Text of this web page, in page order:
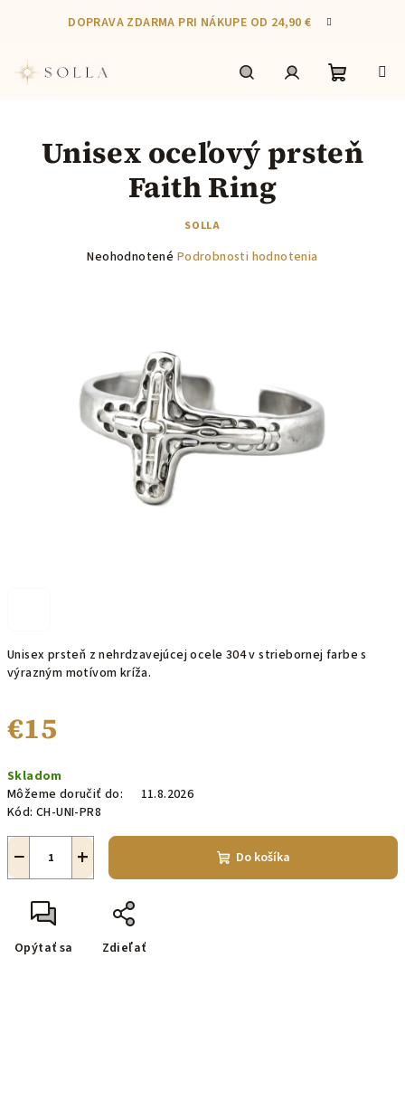
DOPRAVA ZDARMA PRI NÁKUPE OD 24,90 €
košík
Unisex prsteň z nehrdzavejúcej ocele 304 v striebornej farbe s
výrazným motívom kríža.
€15
cena:
Skladom
Môžeme doručiť do:
11.8.2026
Kód: CH-UNI-PR8
+
− Do košíka
Opýtať sa Zdieľať
Unisex oceľový prsteň
Faith Ring
SOLLA
Priemerné
hviezdičiek.
Neohodnotené Podrobnosti hodnotenia